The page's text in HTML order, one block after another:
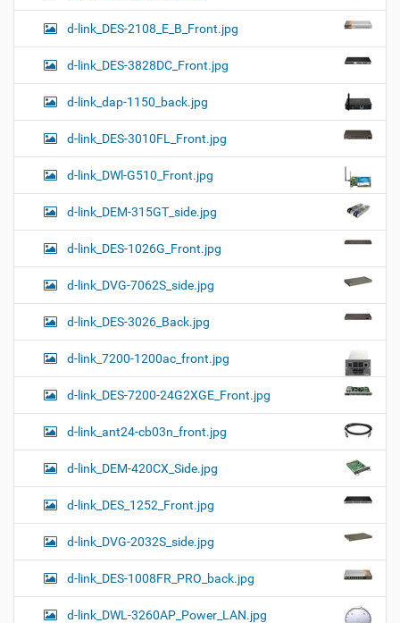
d-link_DES-2108_E_B_Front.jpg
d-link_DES-3828DC_Front.jpg
d-link_dap-1150_back.jpg
d-link_DES-3010FL_Front.jpg
d-link_DWl-G510_Front.jpg
d-link_DEM-315GT_side.jpg
d-link_DES-1026G_Front.jpg
d-link_DVG-7062S_side.jpg
d-link_DES-3026_Back.jpg
d-link_7200-1200ac_front.jpg
d-link_DES-7200-24G2XGE_Front.jpg
d-link_ant24-cb03n_front.jpg
d-link_DEM-420CX_Side.jpg
d-link_DES_1252_Front.jpg
d-link_DVG-2032S_side.jpg
d-link_DES-1008FR_PRO_back.jpg
d-link_DWL-3260AP_Power_LAN.jpg